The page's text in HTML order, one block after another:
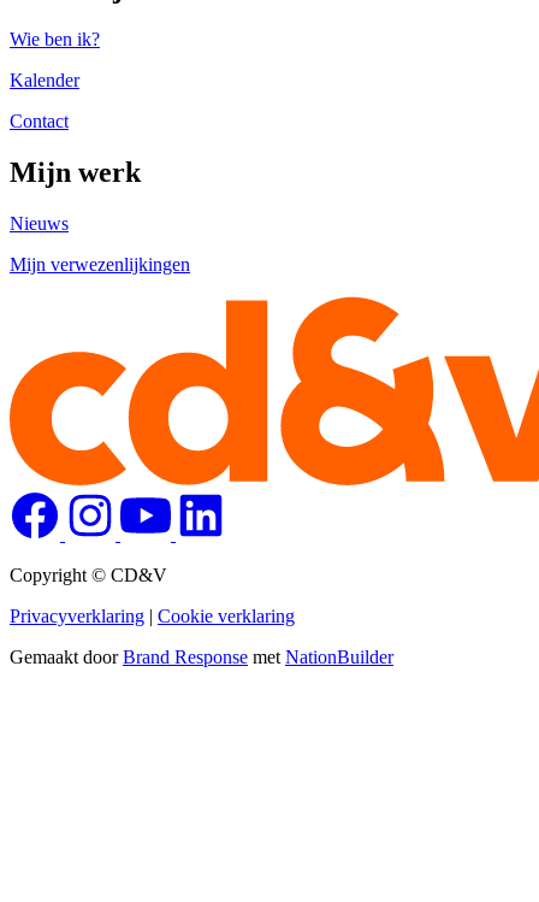
Wie ben ik?
Kalender
Contact
Mijn werk
Nieuws
Mijn verwezenlijkingen
Copyright © CD&V
Privacyverklaring | Cookie verklaring
Gemaakt doorBrand Response met NationBuilder